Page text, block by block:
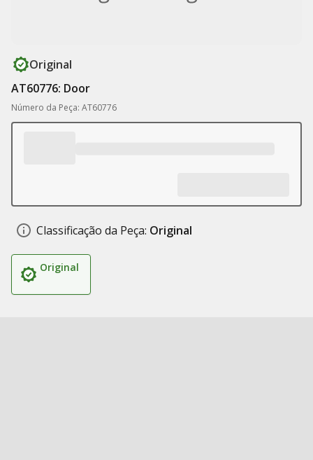
Original
AT60776: Door
Número da Peça: AT60776
Classificação da Peça: Original
Original